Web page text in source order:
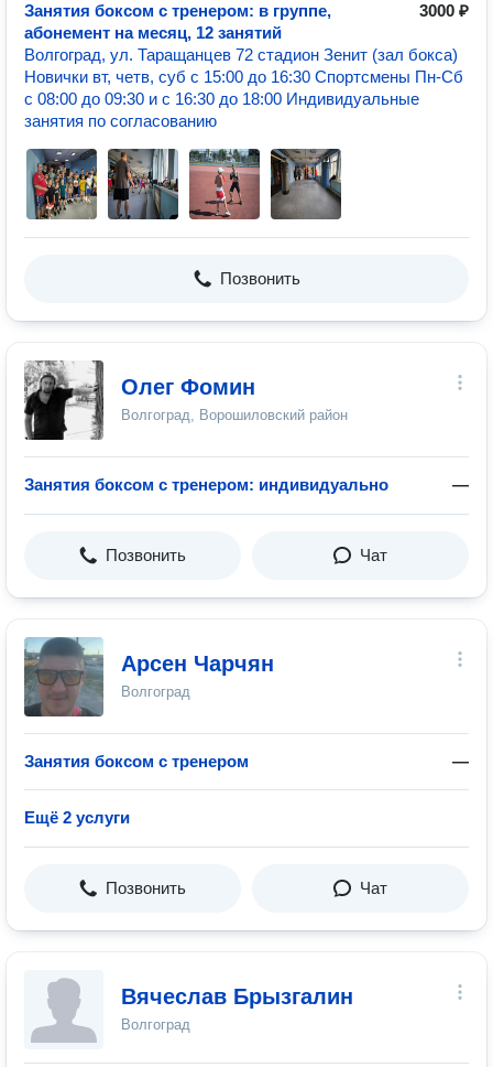
Занятия боксом с тренером: в группе,
абонемент на месяц, 12 занятий
3000 ₽
Волгоград, ул. Таращанцев 72 стадион Зенит (зал бокса)
Новички вт, четв, суб с 15:00 до 16:30 Спортсмены Пн-Сб
с 08:00 до 09:30 и с 16:30 до 18:00 Индивидуальные
занятия по согласованию
Позвонить
Олег Фомин
Волгоград, Ворошиловский район
Занятия боксом с тренером: индивидуально —
Позвонить Чат
Арсен Чарчян
Волгоград
Занятия боксом с тренером —
Ещё 2 услуги
Позвонить Чат
Вячеслав Брызгалин
Волгоград